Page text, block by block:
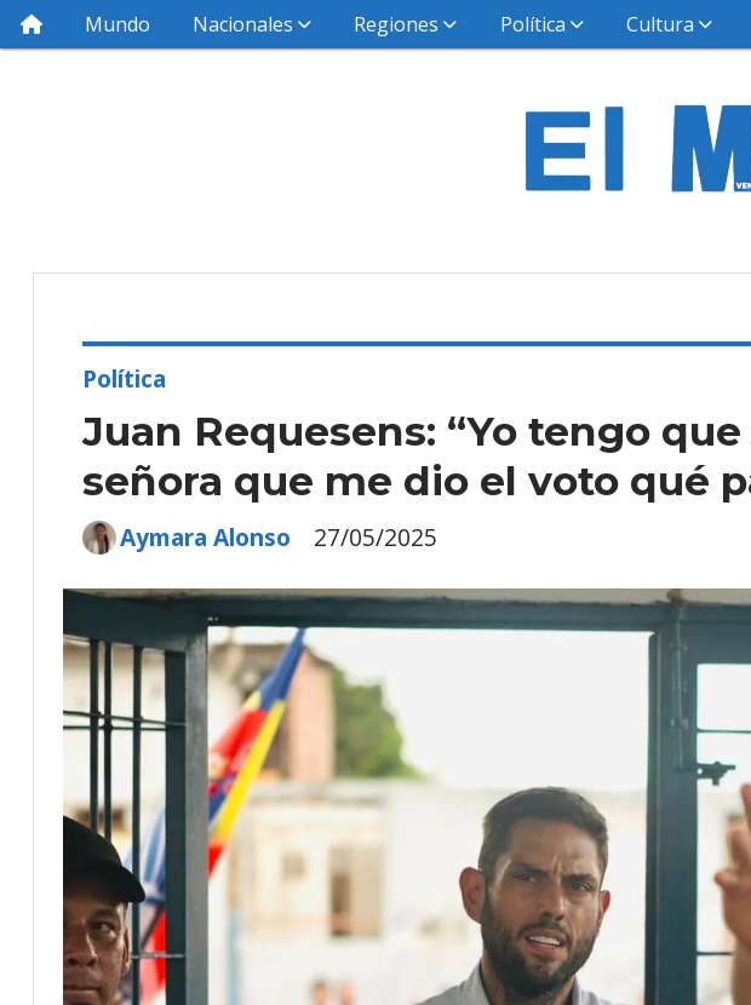
Mundo Nacionales Regiones Política Cultura
Juan Requesens: “Yo tengo
señora que me dio el voto qué
Política
27/05/2025
Aymara Alonso
Suscríbete a nuestro
en tu email.